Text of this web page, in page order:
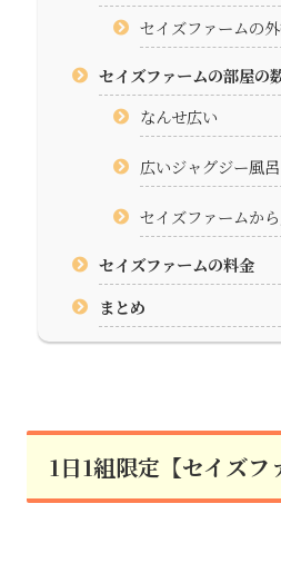
セイズファームの
セイズファームの部屋の
なんせ広い
広いジャグジー風呂
セイズファームか
セイズファームの料金
まとめ
1日1組限定【セイズフ